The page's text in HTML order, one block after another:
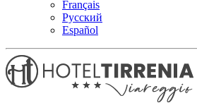
Français
Русский
Español